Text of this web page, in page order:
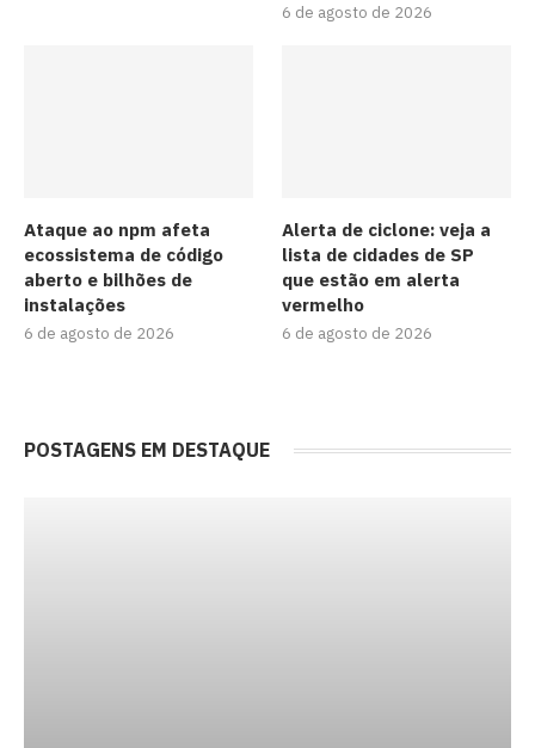
6 de agosto de 2026
Ataque ao npm afeta
ecossistema de código
aberto e bilhões de
instalações
6 de agosto de 2026
Alerta de ciclone: veja a
lista de cidades de SP
que estão em alerta
vermelho
6 de agosto de 2026
POSTAGENS EM DESTAQUE